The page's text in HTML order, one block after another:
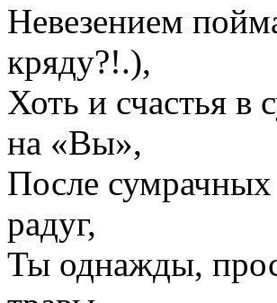
Невезением
кряду?!.),
Хоть и счастья в
на «Вы»,
После
радуг,
Ты однажды,